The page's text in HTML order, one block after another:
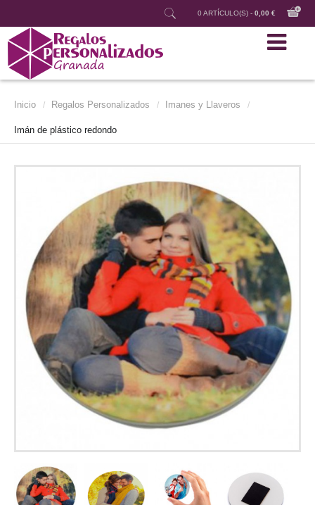
0 ARTÍCULO(S) - 0,00 €
Inicio / Regalos Personalizados / Imanes y Llaveros /
Imán de plástico redondo